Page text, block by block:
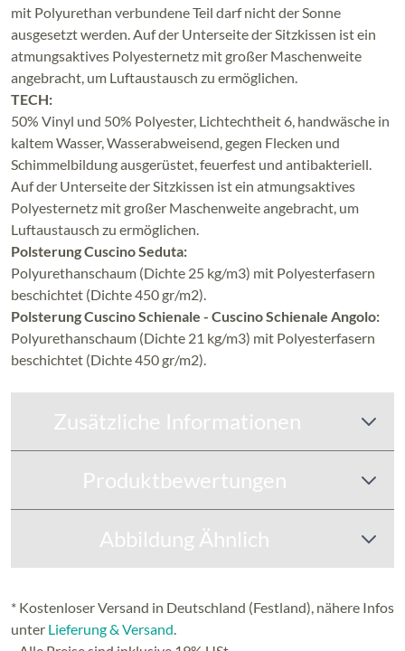
mit Polyurethan verbundene Teil darf nicht der Sonne
ausgesetzt werden. Auf der Unterseite der Sitzkissen ist ein
atmungsaktives Polyesternetz mit großer Maschenweite
angebracht, um Luftaustausch zu ermöglichen.
TECH:
50% Vinyl und 50% Polyester, Lichtechtheit 6, handwäsche in
kaltem Wasser, Wasserabweisend, gegen Flecken und
Schimmelbildung ausgerüstet, feuerfest und antibakteriell.
Auf der Unterseite der Sitzkissen ist ein atmungsaktives
Polyesternetz mit großer Maschenweite angebracht, um
Luftaustausch zu ermöglichen.
Polsterung Cuscino Seduta:
Polyurethanschaum (Dichte 25 kg/m3) mit Polyesterfasern
beschichtet (Dichte 450 gr/m2).
Polsterung Cuscino Schienale - Cuscino Schienale Angolo:
Polyurethanschaum (Dichte 21 kg/m3) mit Polyesterfasern
beschichtet (Dichte 450 gr/m2).
Zusätzliche Informationen
Produktbewertungen
Abbildung Ähnlich
* Kostenloser Versand in Deutschland (Festland), nähere Infos
unter Lieferung & Versand.